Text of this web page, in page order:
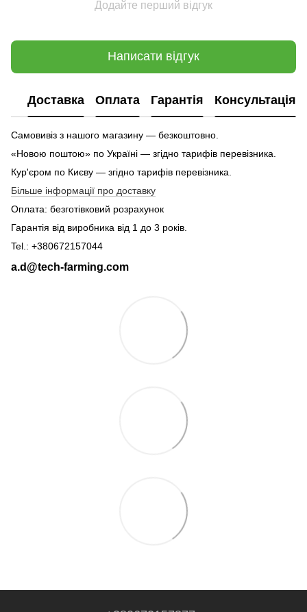
Додайте перший відгук
Написати відгук
Доставка Оплата Гарантія Консультація
Самовивіз з нашого магазину — безкоштовно.
«Новою поштою» по Україні — згідно тарифів перевізника.
Кур'єром по Києву — згідно тарифів перевізника.
Більше інформації про доставку
Оплата: безготівковий розрахунок
Гарантія від виробника від 1 до 3 років.
Tel.: +380672157044
a.d@tech-farming.com